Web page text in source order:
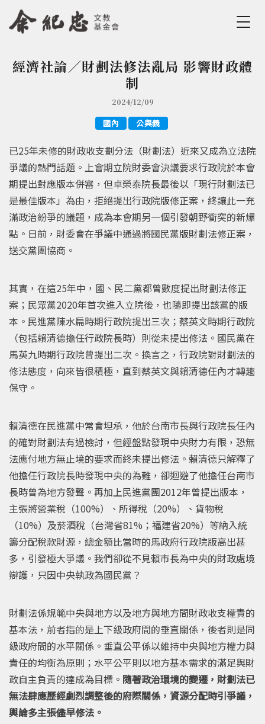
Jump to Navigation
Jump to Main content
您在這裡
經濟社論／財劃法修法亂局 影響財政體
制
2024/12/09
國內 公與義
已25年未修的財政收支劃分法（財劃法）近來又成為立法院
爭議的熱門話題。上會期立院財委會決議要求行政院於本會
期提出對應版本併審，但卓榮泰院長最後以「現行財劃法已
是最佳版本」為由，拒絕提出行政院版修正案，終讓此一充
滿政治紛爭的議題，成為本會期另一個引發朝野衝突的新爆
點。日前，財委會在爭議中通過將國民黨版財劃法修正案，
送交黨團協商。
其實，在這25年中，國、民二黨都曾數度提出財劃法修正
案；民眾黨2020年首次進入立院後，也隨即提出該黨的版
本。民進黨陳水扁時期行政院提出三次；蔡英文時期行政院
（包括賴清德擔任行政院長時）則從未提出修法。國民黨在
馬英九時期行政院曾提出二次。換言之，行政院對財劃法的
修法態度，向來皆很積極，直到蔡英文與賴清德任內才轉趨
保守。
賴清德在民進黨中常會坦承，他於台南市長與行政院長任內
的確對財劃法有過檢討，但經盤點發現中央財力有限，恐無
法應付地方無止境的要求而終未提出修法。賴清德只解釋了
他擔任行政院長時發現中央的為難，卻迴避了他擔任台南市
長時曾為地方發聲。再加上民進黨團2012年曾提出版本，
主張將營業稅（100%）、所得稅（20%）、貨物稅
（10%）及菸酒稅（台灣省81%；福建省20%）等納入統
籌分配稅款財源，總金額比當時的馬政府行政院版高出甚
多，引發極大爭議。我們卻從不見賴市長為中央的財政處境
辯護，只因中央執政為國民黨？
財劃法係規範中央與地方以及地方與地方間財政收支權責的
基本法，前者指的是上下級政府間的垂直關係，後者則是同
級政府間的水平關係。垂直公平係以維持中央與地方權力與
責任的均衡為原則；水平公平則以地方基本需求的滿足與財
政自主負責的達成為目標。 隨著政治環境的變遷，財劃法已
無法肆應歷經劇烈調整後的府際關係，資源分配時引爭議，
輿論多主張儘早修法。